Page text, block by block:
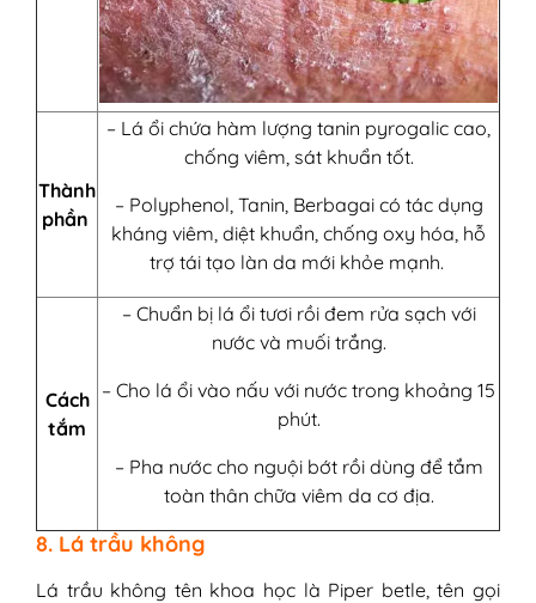
Thành
phần
– Lá ổi chứa hàm lượng tanin pyrogalic cao,
chống viêm, sát khuẩn tốt.
– Polyphenol, Tanin, Berbagai có tác dụng
kháng viêm, diệt khuẩn, chống oxy hóa, hỗ
trợ tái tạo làn da mới khỏe mạnh.
Cách
tắm
– Chuẩn bị lá ổi tươi rồi đem rửa sạch với
nước và muối trắng.
– Cho lá ổi vào nấu với nước trong khoảng 15
phút.
– Pha nước cho nguội bớt rồi dùng để tắm
toàn thân chữa viêm da cơ địa.
8. Lá trầu không
Lá trầu không tên khoa học là Piper betle, tên gọi